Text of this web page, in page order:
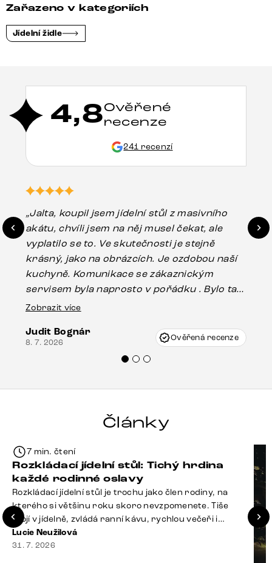
Zařazeno v kategoriích
Jídelní židle
4,8Ověřené
recenze
241 recenzí
„Jalta, koupil jsem jídelní stůl z masivního
akátu, chvíli jsem na něj musel čekat, ale
vyplatilo se to. Ve skutečnosti je stejně
krásný, jako na obrázcích. Je ozdobou naší
kuchyně. Komunikace se zákaznickým
servisem byla naprosto v pořádku . Bylo tam
drobné poškození u nohy stolu, které mohlo
Vincze mi velmi korektně vyšli vstříc.
Doporučuji produkty Delife všem.“
Zobrazit více
Judit Bognár
8. 7. 2026 Ověřená recenze
Články
7 min. čtení
Rozkládací jídelní stůl: Tichý hrdina
každé rodinné oslavy
Rozkládací jídelní stůl je trochu jako člen rodiny, na
kterého si většinu roku skoro nevzpomenete. Tiše
stojí v jídelně, zvládá ranní kávu, rychlou večeři i
hromadu dopisů, které je potřeba „někdy vyřídit“. Pak
ale přijdou Vánoce, narozeniny nebo zpráva: „Stavíme
Lucie Neužilová
31. 7. 2026